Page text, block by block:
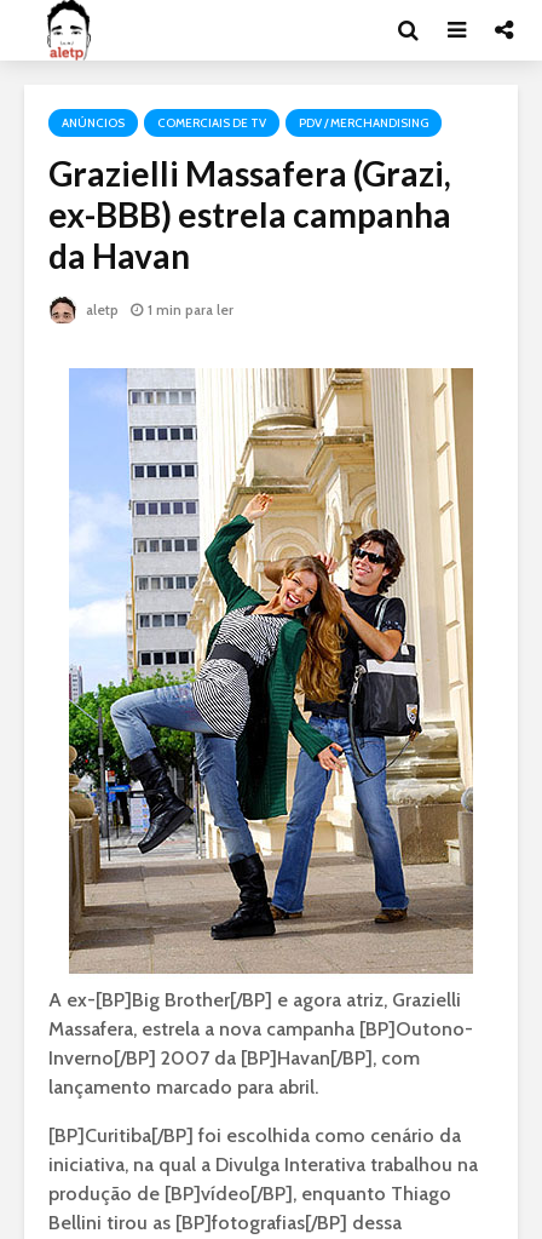
ANÚNCIOS COMERCIAIS DE TV PDV / MERCHANDISING
Grazielli Massafera (Grazi,
ex-BBB) estrela campanha
da Havan
aletp 1 min para ler
A ex-[BP]Big Brother[/BP] e agora atriz, Grazielli
Massafera, estrela a nova campanha [BP]Outono-
Inverno[/BP] 2007 da [BP]Havan[/BP], com
lançamento marcado para abril.
[BP]Curitiba[/BP] foi escolhida como cenário da
iniciativa, na qual a Divulga Interativa trabalhou na
produção de [BP]vídeo[/BP], enquanto Thiago
Bellini tirou as [BP]fotografias[/BP] dessa